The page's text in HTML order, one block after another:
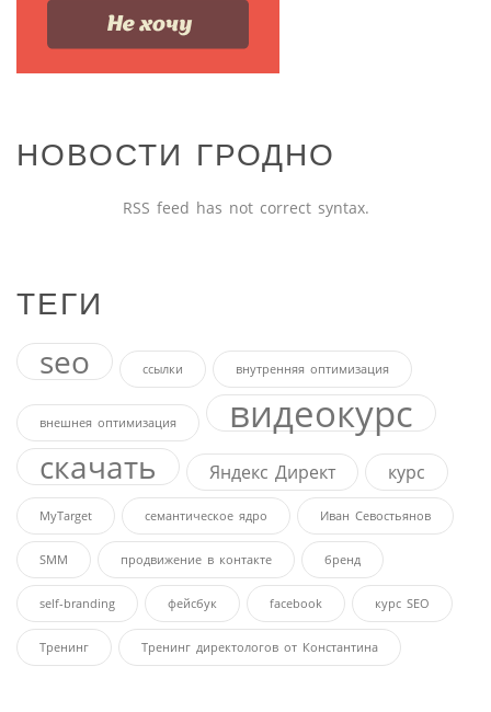
НОВОСТИ ГРОДНО
RSS feed has not correct syntax.
ТЕГИ
seo ссылки внутренняя оптимизация
внешнея оптимизация видеокурс
скачать Яндекс Директ курс
MyTarget семантическое ядро Иван Севостьянов
SMM продвижение в контакте бренд
self-branding фейсбук facebook курс SEO
Тренинг Тренинг директологов от Константина